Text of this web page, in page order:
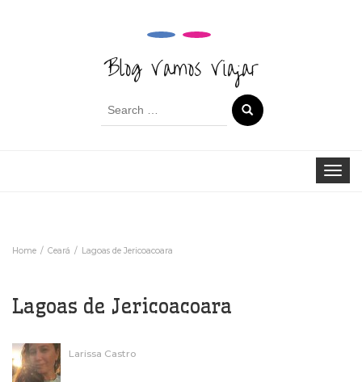
Blog Vamos Viajar
Search
for:
Toggle
Home Ceará Lagoas de Jericoacoara
Lagoas de Jericoacoara
Larissa Castro